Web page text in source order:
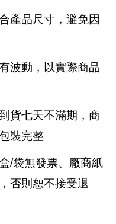
產品尺寸，避免因
波動，以實際商品
貨七天不滿期，商
裝完整
/袋無發票、廠商紙
否則恕不接受退